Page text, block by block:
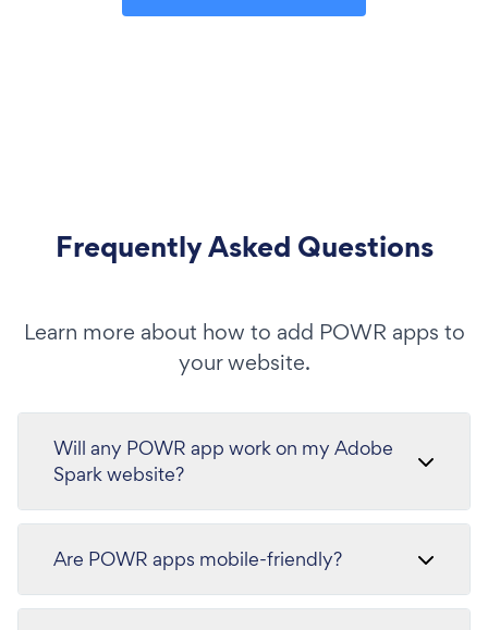
Frequently Asked Questions
Learn more about how to add POWR apps to
your website.
Will any POWR app work on my Adobe
Spark website?
Are POWR apps mobile-friendly?